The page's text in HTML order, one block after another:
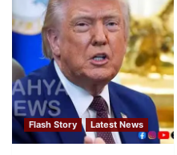
Flash Story Latest News